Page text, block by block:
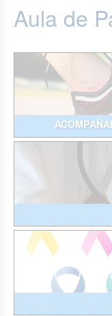
Aula de